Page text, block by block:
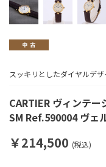
CARTIER ヴィンテ
SM Ref.590004 ヴェ
スッキリとしたダイヤルデ
￥214,500 (税込)